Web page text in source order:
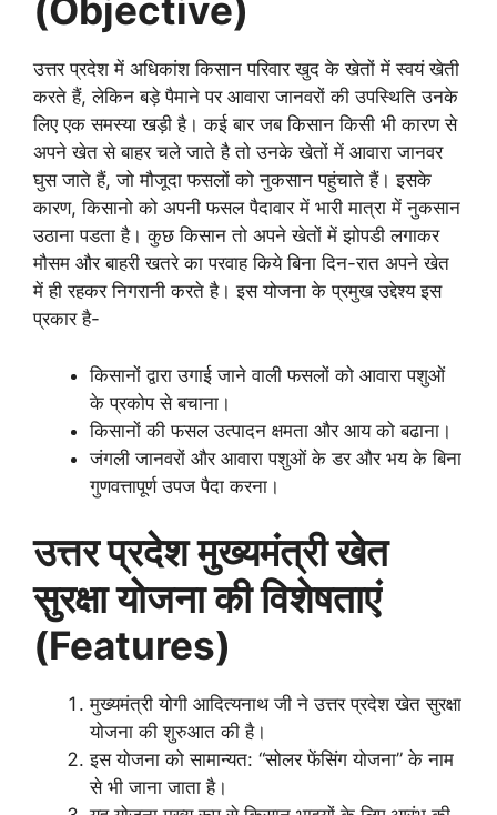
(Objective)
उत्तर प्रदेश में अधिकांश किसान परिवार खुद के खेतों में स्वयं खेती
करते हैं, लेकिन बड़े पैमाने पर आवारा जानवरों की उपस्थिति उनके
लिए एक समस्या खड़ी है। कई बार जब किसान किसी भी कारण से
अपने खेत से बाहर चले जाते है तो उनके खेतों में आवारा जानवर
घुस जाते हैं, जो मौजूदा फसलों को नुकसान पहुंचाते हैं। इसके
कारण, किसानो को अपनी फसल पैदावार में भारी मात्रा में नुकसान
उठाना पडता है। कुछ किसान तो अपने खेतों में झोपडी लगाकर
मौसम और बाहरी खतरे का परवाह किये बिना दिन-रात अपने खेत
में ही रहकर निगरानी करते है। इस योजना के प्रमुख उद्देश्य इस
प्रकार है-
किसानों द्वारा उगाई जाने वाली फसलों को आवारा पशुओं
के प्रकोप से बचाना।
किसानों की फसल उत्पादन क्षमता और आय को बढाना।
जंगली जानवरों और आवारा पशुओं के डर और भय के बिना
गुणवत्तापूर्ण उपज पैदा करना।
उत्तर प्रदेश मुख्यमंत्री खेत
सुरक्षा योजना की विशेषताएं
(Features)
मुख्यमंत्री योगी आदित्यनाथ जी ने उत्तर प्रदेश खेत सुरक्षा
योजना की शुरुआत की है।
इस योजना को सामान्यत: “सोलर फेंसिंग योजना” के नाम
से भी जाना जाता है।